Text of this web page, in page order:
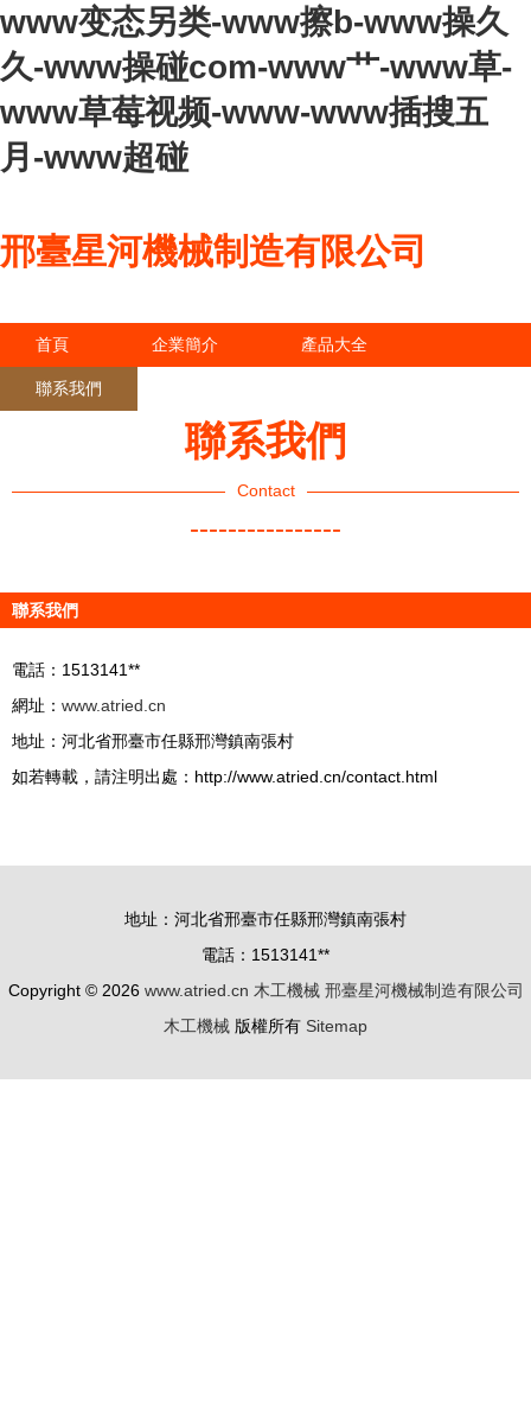
www变态另类-www擦b-www操久
久-www操碰com-www艹-www草-
www草莓视频-www-www插搜五
月-www超碰
邢臺星河機械制造有限公司
首頁 企業簡介 產品大全
聯系我們
聯系我們
Contact
----------------
聯系我們
電話：1513141**
網址： www.atried.cn
地址：河北省邢臺市任縣邢灣鎮南張村
如若轉載，請注明出處：http://www.atried.cn/contact.html
地址：河北省邢臺市任縣邢灣鎮南張村
電話：1513141**
Copyright © 2026 www.atried.cn 木工機械 邢臺星河機械制造有限公司
木工機械 版權所有 Sitemap